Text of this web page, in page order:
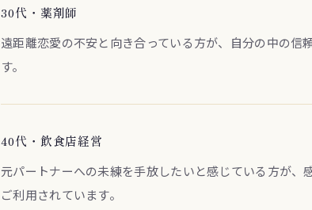
30代・薬剤師
遠距離恋愛の不安と向き合っている方が、自分の中の信
す。
40代・飲食店経営
元パートナーへの未練を手放したいと感じている方が
ご利用されています。